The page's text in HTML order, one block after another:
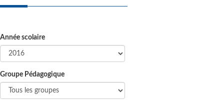
Année scolaire
Groupe Pédagogique